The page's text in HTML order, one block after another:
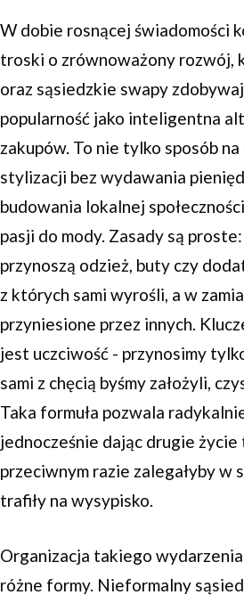
W dobie rosnącej świadomości
troski o zrównoważony rozwój,
oraz sąsiedzkie swapy
popularność jako inteligentna
zakupów. To nie tylko sposób
stylizacji bez wydawania
budowania lokalnej
pasji do mody. Zasady są
przynoszą odzież, buty czy
z których sami wyrośli, a w
przyniesione przez innych.
jest uczciwość - przynosimy
sami z chęcią byśmy założyli,
Taka formuła pozwala
jednocześnie dając drugie
przeciwnym razie zalegałyby w
trafiły na wysypisko.
Organizacja takiego
różne formy. Nieformalny